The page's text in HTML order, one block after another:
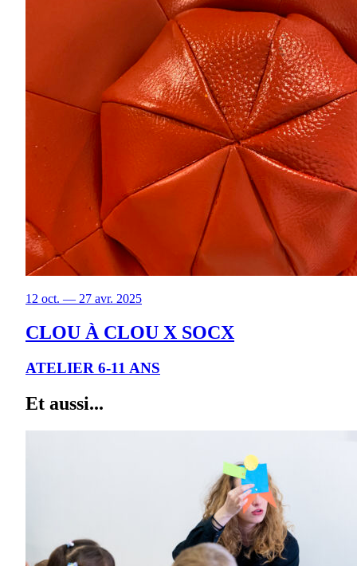
12 oct. — 27 avr. 2025
CLOU À CLOU X SOCX
ATELIER 6-11 ANS
Et aussi...